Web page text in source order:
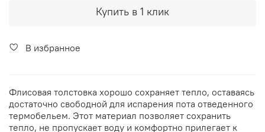
Купить в 1 клик
В избранное
Флисовая толстовка хорошо сохраняет тепло, оставаясь
достаточно свободной для испарения пота отведенного
термобельем. Этот материал позволяет сохранить
тепло, не пропускает воду и комфортно прилегает к